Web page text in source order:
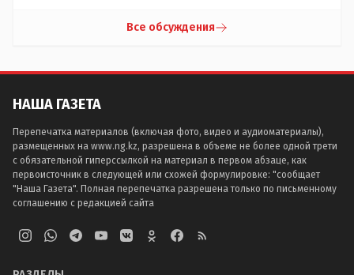
Все обсуждения
НАША ГАЗЕТА
Перепечатка материалов (включая фото, видео и аудиоматериалы),
размещенных на www.ng.kz, разрешена в объеме не более одной трети
с обязательной гиперссылкой на материал в первом абзаце, как
первоисточник в следующей или схожей формулировке: "сообщает
"Наша Газета". Полная перепечатка разрешена только по письменному
соглашению с редакцией сайта